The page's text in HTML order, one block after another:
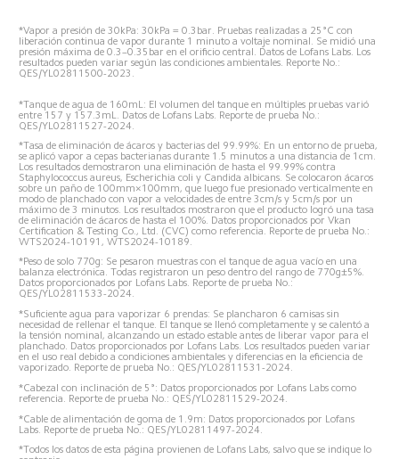
*Vapor a presión de 30kPa: 30kPa = 0.3bar. Pruebas realizadas a 25°C con
liberación continua de vapor durante 1 minuto a voltaje nominal. Se midió una
presión máxima de 0.3–0.35bar en el orificio central. Datos de Lofans Labs. Los
resultados pueden variar según las condiciones ambientales. Reporte No.:
QES/YL02811500-2023.
*Tanque de agua de 160mL: El volumen del tanque en múltiples pruebas varió
entre 157 y 157.3mL. Datos de Lofans Labs. Reporte de prueba No.:
QES/YL02811527-2024.
*Tasa de eliminación de ácaros y bacterias del 99.99%: En un entorno de prueba,
se aplicó vapor a cepas bacterianas durante 1.5 minutos a una distancia de 1cm.
Los resultados demostraron una eliminación de hasta el 99.99% contra
Staphylococcus aureus, Escherichia coli y Candida albicans. Se colocaron ácaros
sobre un paño de 100mm×100mm, que luego fue presionado verticalmente en
modo de planchado con vapor a velocidades de entre 3cm/s y 5cm/s por un
máximo de 3 minutos. Los resultados mostraron que el producto logró una tasa
de eliminación de ácaros de hasta el 100%. Datos proporcionados por Vkan
Certification & Testing Co., Ltd. (CVC) como referencia. Reporte de prueba No.:
WTS2024-10191, WTS2024-10189.
*Peso de solo 770g: Se pesaron muestras con el tanque de agua vacío en una
balanza electrónica. Todas registraron un peso dentro del rango de 770g±5%.
Datos proporcionados por Lofans Labs. Reporte de prueba No.:
QES/YL02811533-2024.
*Suficiente agua para vaporizar 6 prendas: Se plancharon 6 camisas sin
necesidad de rellenar el tanque. El tanque se llenó completamente y se calentó a
la tensión nominal, alcanzando un estado estable antes de liberar vapor para el
planchado. Datos proporcionados por Lofans Labs. Los resultados pueden variar
en el uso real debido a condiciones ambientales y diferencias en la eficiencia de
vaporizado. Reporte de prueba No.: QES/YL02811531-2024.
*Cabezal con inclinación de 5°: Datos proporcionados por Lofans Labs como
referencia. Reporte de prueba No.: QES/YL02811529-2024.
*Cable de alimentación de goma de 1.9m: Datos proporcionados por Lofans
Labs. Reporte de prueba No.: QES/YL02811497-2024.
*Todos los datos de esta página provienen de Lofans Labs, salvo que se indique lo